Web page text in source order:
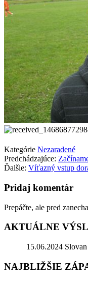
Kategórie Nezaradené
Predchádzajúce:
Ďalšie: Víťazný vstup
Pridaj komentár
Prepáčte, ale pred
AKTUÁLNE
15.06.2024
NAJBLIŽŠIE